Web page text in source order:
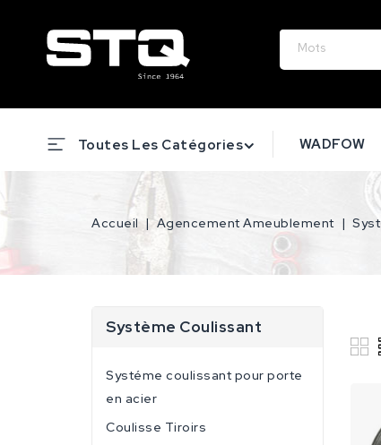
Toutes Les Catégories WADFOW
Accueil Agencement Ameublement
Système Coulissant
Systéme coulissant pour porte
en acier
Coulisse Tiroirs